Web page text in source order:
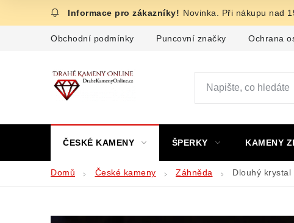
Novinka. Při nákupu nad
Obchodní podmínky Puncovní značky Ochrana
ČESKÉ KAMENY ŠPERKY KAMENY
Domů České kameny Záhněda Dlouhý